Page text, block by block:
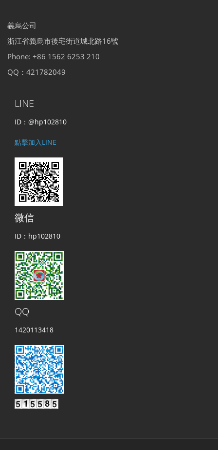
義烏公司
浙江省義烏市後宅街道城北路16號
Phone: +86 1562 6253 210
QQ：421782049
LINE
ID：@hp102810
點擊加入LINE
微信
ID：hp102810
QQ
1420113418